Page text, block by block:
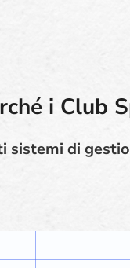
i Club
sistemi di